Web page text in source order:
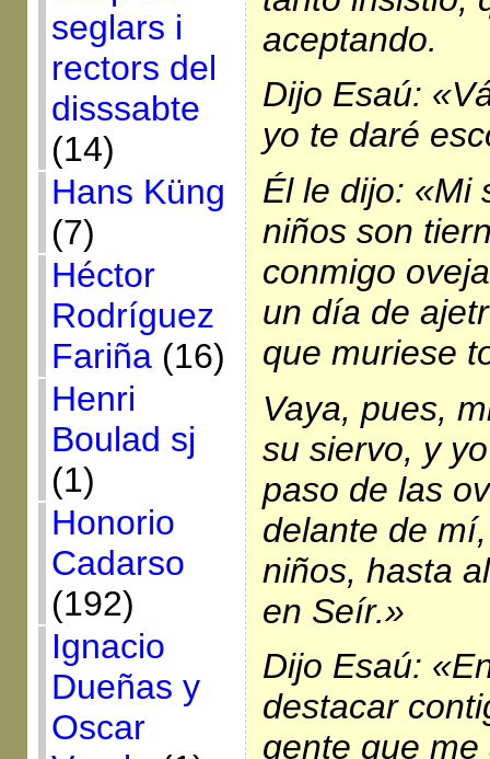
seglars i
rectors del
disssabte
(14)
Hans Küng
(7)
Héctor
Rodríguez
Fariña(16)
Henri
Boulad sj
(1)
Honorio
Cadarso
(192)
Ignacio
Dueñas y
Oscar
aceptando.
Dijo Esaú:
yo te daré
Él le dijo: «Mi
niños son
conmigo
un día de
que muriese
Vaya, pues,
su siervo, y
paso de las
delante de
niños, hasta
en Seír.»
Dijo Esaú:
destacar
gente que